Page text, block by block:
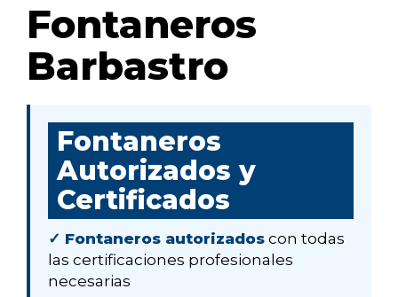
Fontaneros
Barbastro
Fontaneros
Autorizados y
Certificados
✓ Fontaneros autorizados con todas
las certificaciones profesionales
necesarias